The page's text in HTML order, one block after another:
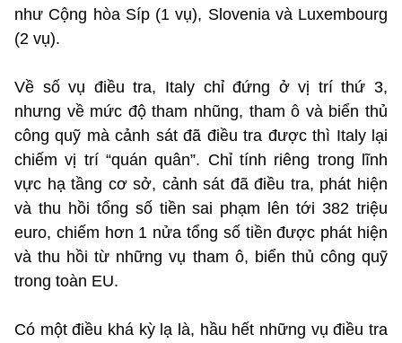
như Cộng hòa Síp (1 vụ), Slovenia và Luxembourg
(2 vụ).
Về số vụ điều tra, Italy chỉ đứng ở vị trí thứ 3,
nhưng về mức độ tham nhũng, tham ô và biển thủ
công quỹ mà cảnh sát đã điều tra được thì Italy lại
chiếm vị trí “quán quân”. Chỉ tính riêng trong lĩnh
vực hạ tầng cơ sở, cảnh sát đã điều tra, phát hiện
và thu hồi tổng số tiền sai phạm lên tới 382 triệu
euro, chiếm hơn 1 nửa tổng số tiền được phát hiện
và thu hồi từ những vụ tham ô, biển thủ công quỹ
trong toàn EU.
Có một điều khá kỳ lạ là, hầu hết những vụ điều tra